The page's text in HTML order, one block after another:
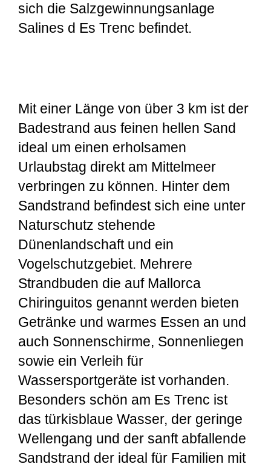
sich die Salzgewinnungsanlage
Salines d Es Trenc befindet.
Mit einer Länge von über 3 km ist der
Badestrand aus feinen hellen Sand
ideal um einen erholsamen
Urlaubstag direkt am Mittelmeer
verbringen zu können. Hinter dem
Sandstrand befindest sich eine unter
Naturschutz stehende
Dünenlandschaft und ein
Vogelschutzgebiet. Mehrere
Strandbuden die auf Mallorca
Chiringuitos genannt werden bieten
Getränke und warmes Essen an und
auch Sonnenschirme, Sonnenliegen
sowie ein Verleih für
Wassersportgeräte ist vorhanden.
Besonders schön am Es Trenc ist
das türkisblaue Wasser, der geringe
Wellengang und der sanft abfallende
Sandstrand der ideal für Familien mit